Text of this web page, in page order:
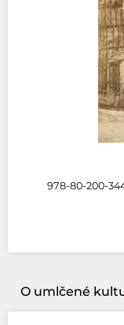
978-80-200-